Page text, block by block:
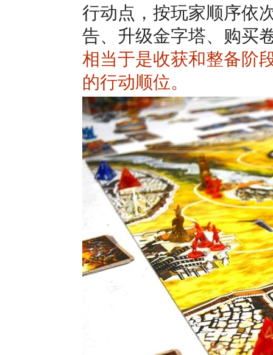
行动点，按玩家顺序依
告、升级金字塔、购买
相当于是收获和整备阶
的行动顺位。